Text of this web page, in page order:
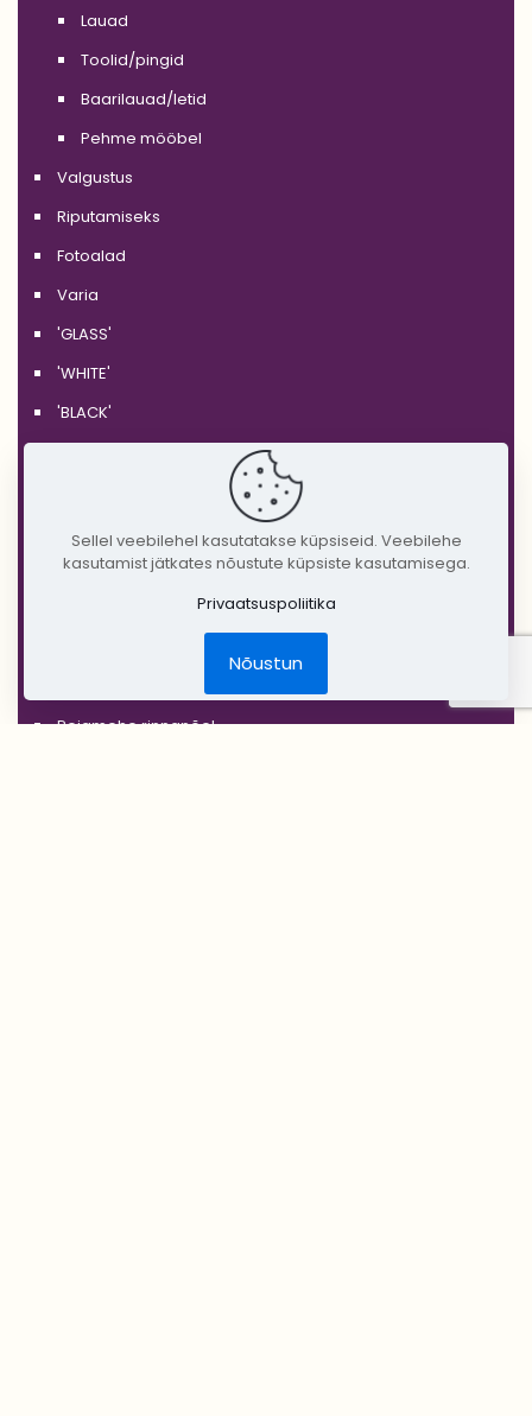
Lauad
Toolid/pingid
Baarilauad/letid
Pehme mööbel
Valgustus
Riputamiseks
Fotoalad
Varia
'GLASS'
'WHITE'
'BLACK'
'COPPER'
'RUSTIC'
Peigmehe rinnanõel
Sellel veebilehel kasutatakse küpsiseid. Veebilehe
kasutamist jätkates nõustute küpsiste kasutamisega.
Privaatsuspoliitika
Nõustun